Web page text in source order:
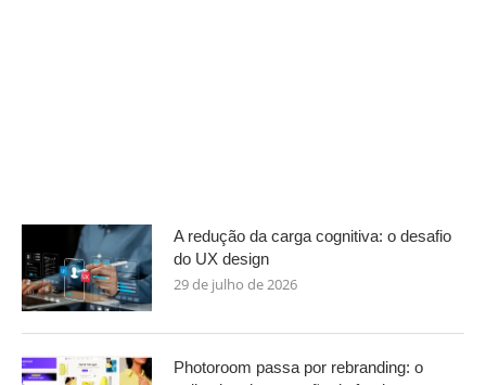
A redução da carga cognitiva: o desafio
do UX design
29 de julho de 2026
Photoroom passa por rebranding: o